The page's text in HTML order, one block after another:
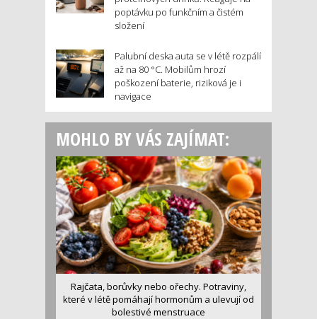
poptávku po funkčním a čistém
složení
Palubní deska auta se v létě rozpálí
až na 80 °C. Mobilům hrozí
poškození baterie, riziková je i
navigace
MOHLO BY VÁS ZAJÍMAT:
Rajčata, borůvky nebo ořechy. Potraviny,
které v létě pomáhají hormonům a ulevují od
bolestivé menstruace